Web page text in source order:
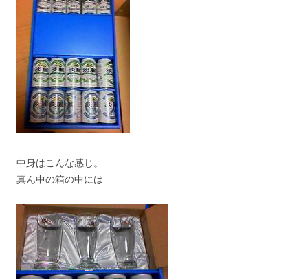
中身はこんな感じ。
真ん中の箱の中には